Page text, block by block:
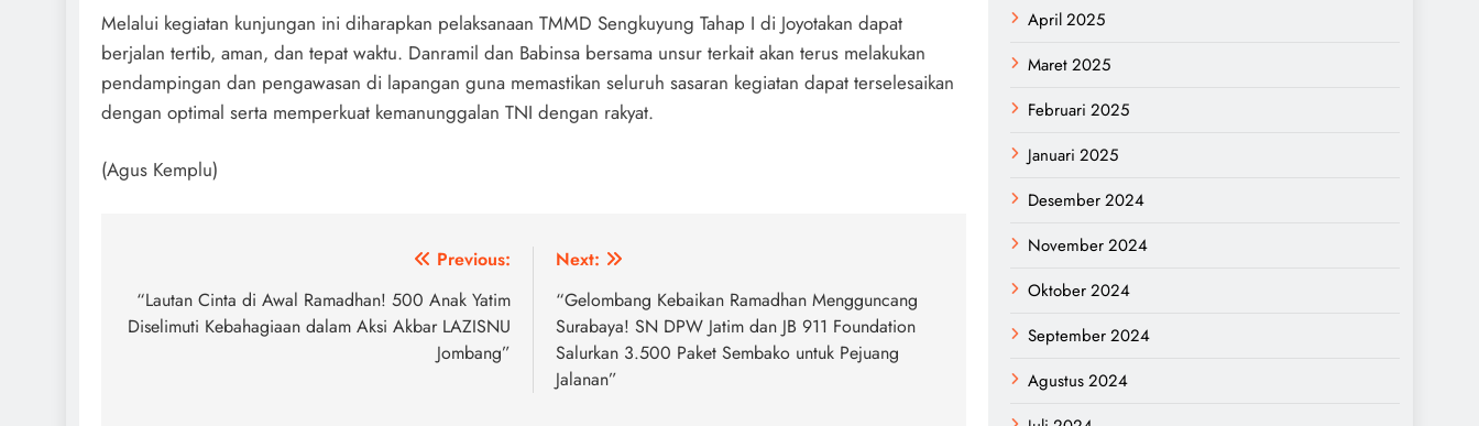
Melalui kegiatan kunjungan ini diharapkan pelaksanaan TMMD Sengkuyung Tahap I di Joyotakan dapat
berjalan tertib, aman, dan tepat waktu. Danramil dan Babinsa bersama unsur terkait akan terus melakukan
pendampingan dan pengawasan di lapangan guna memastikan seluruh sasaran kegiatan dapat terselesaikan
dengan optimal serta memperkuat kemanunggalan TNI dengan rakyat.
(Agus Kemplu)
pos
Previous:
“Lautan Cinta di Awal Ramadhan! 500 Anak Yatim
Diselimuti Kebahagiaan dalam Aksi Akbar LAZISNU
Jombang”
Next:
“Gelombang Kebaikan Ramadhan Mengguncang
Surabaya! SN DPW Jatim dan JB 911 Foundation
Salurkan 3.500 Paket Sembako untuk Pejuang
Jalanan”
April 2025
Maret 2025
Februari 2025
Januari 2025
Desember 2024
November 2024
Oktober 2024
September 2024
Agustus 2024